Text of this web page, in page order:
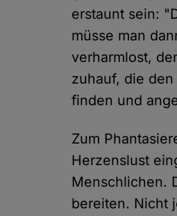
erstaunt sein:
müsse man
verharmlost,
zuhauf, die
finden und
Zum
Herzenslust
Menschlichen.
bereiten. Nicht